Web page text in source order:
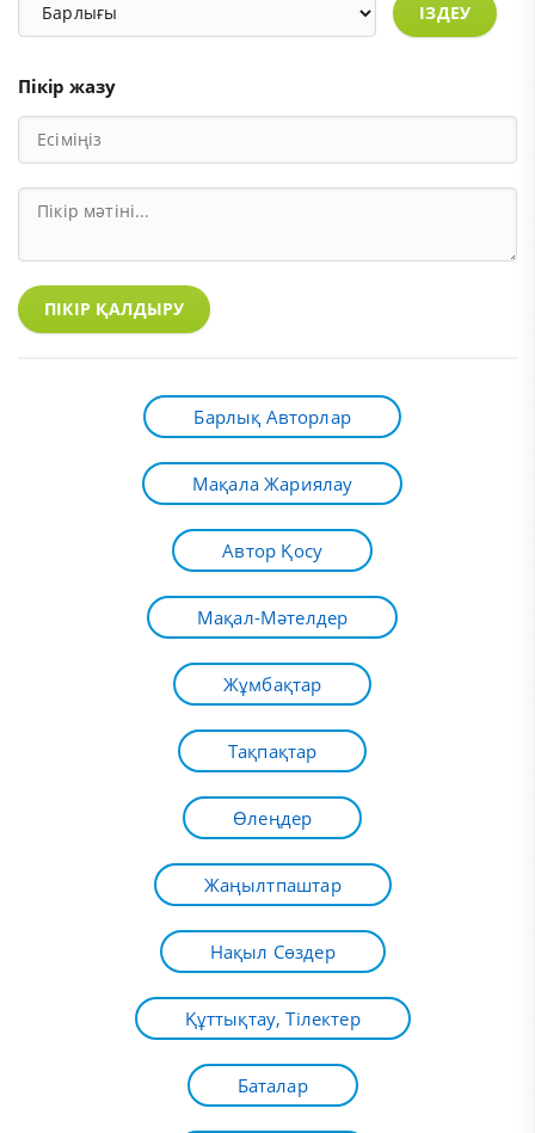
ІЗДЕУ
Пікір жазу
ПІКІР ҚАЛДЫРУ
Барлық Авторлар
Мақала Жариялау
Автор Қосу
Мақал-Мәтелдер
Жұмбақтар
Тақпақтар
Өлеңдер
Жаңылтпаштар
Нақыл Сөздер
Құттықтау, Тілектер
Баталар